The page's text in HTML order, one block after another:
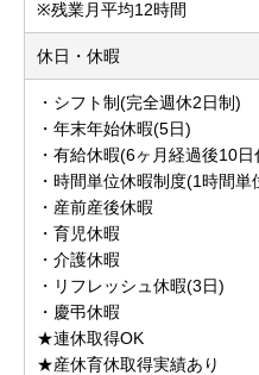
※残業月平均12時間
休日・休暇
・シフト制(完全週休2日制)
・年末年始休暇(5日)
・有給休暇(6ヶ月経過後10日
・時間単位休暇制度(1時間
・産前産後休暇
・育児休暇
・介護休暇
・リフレッシュ休暇(3日)
・慶弔休暇
★連休取得OK
★産休育休取得実績あり